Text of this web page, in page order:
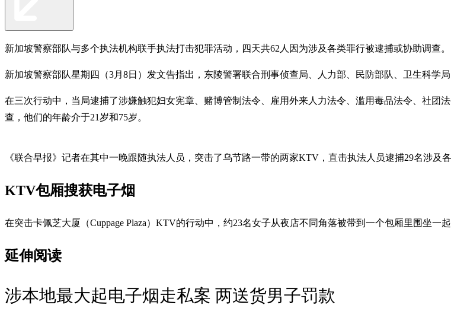
新加坡警察部队与多个执法机构联手执法打击犯罪活动，四天共62人因为涉及各类罪行被逮捕或协助调查。
新加坡警察部队星期四（3月8日）发文告指出，东陵警署联合刑事侦查局、人力部、民防部队、卫生科学
在三次行动中，当局逮捕了涉嫌触犯妇女宪章、赌博管制法令、雇用外来人力法令、滥用毒品法令、社团
查，他们的年龄介于21岁和75岁。
《联合早报》记者在其中一晚跟随执法人员，突击了乌节路一带的两家KTV，直击执法人员逮捕29名涉及
KTV包厢搜获电子烟
在突击卡佩芝大厦（Cuppage Plaza）KTV的行动中，约23名女子从夜店不同角落被带到一个包厢里围坐一
延伸阅读
涉本地最大起电子烟走私案 两送货男子罚款